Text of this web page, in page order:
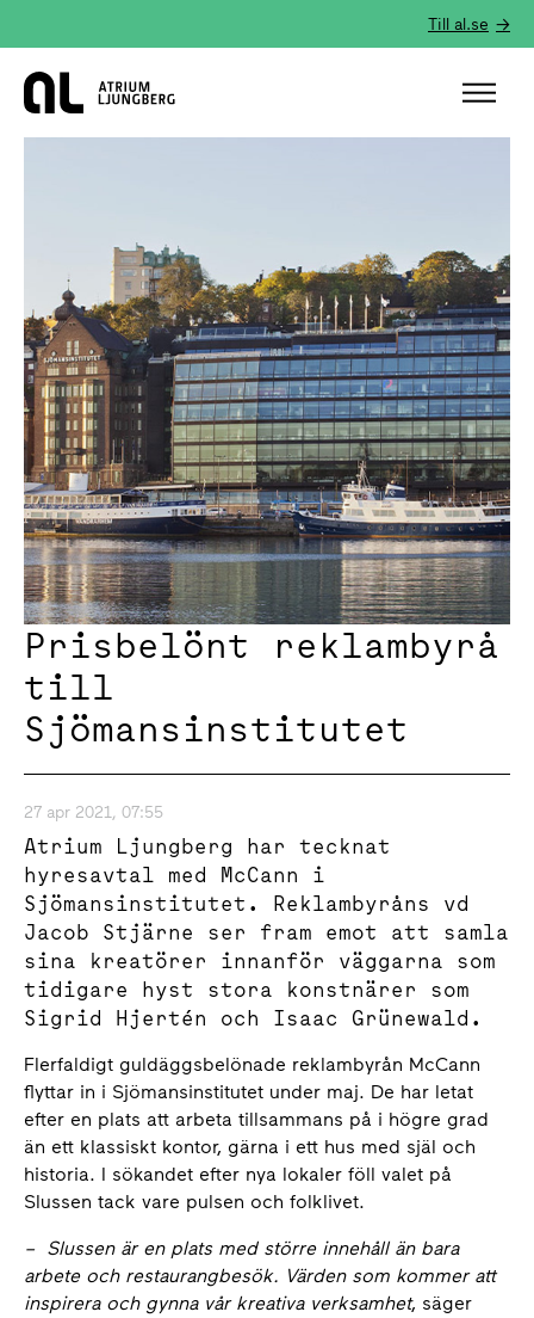
Till al.se
Hem
Prisbelönt reklambyrå
till
Sjömansinstitutet
27 apr 2021, 07:55
Atrium Ljungberg har tecknat
hyresavtal med McCann i
Sjömansinstitutet. Reklambyråns vd
Jacob Stjärne ser fram emot att samla
sina kreatörer innanför väggarna som
tidigare hyst stora konstnärer som
Sigrid Hjertén och Isaac Grünewald.
Flerfaldigt guldäggsbelönade reklambyrån McCann
flyttar in i Sjömansinstitutet under maj. De har letat
efter en plats att arbeta tillsammans på i högre grad
än ett klassiskt kontor, gärna i ett hus med själ och
historia. I sökandet efter nya lokaler föll valet på
Slussen tack vare pulsen och folklivet.
– Slussen är en plats med större innehåll än bara
arbete och restaurangbesök. Värden som kommer att
inspirera och gynna vår kreativa verksamhet, säger